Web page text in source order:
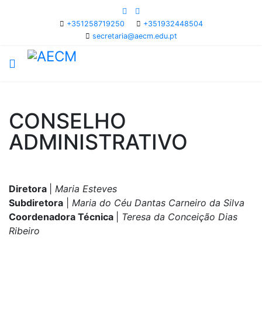
+351258719250
+351932448504
secretaria@aecm.edu.pt
CONSELHO
ADMINISTRATIVO
Diretora
Maria Esteves
Subdiretora
Maria do Céu Dantas Carneiro da Silva
Coordenadora Técnica
Teresa da Conceição Dias
Ribeiro